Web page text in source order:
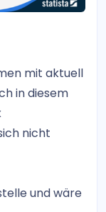
mit aktuell
in diesem
nicht
und wäre